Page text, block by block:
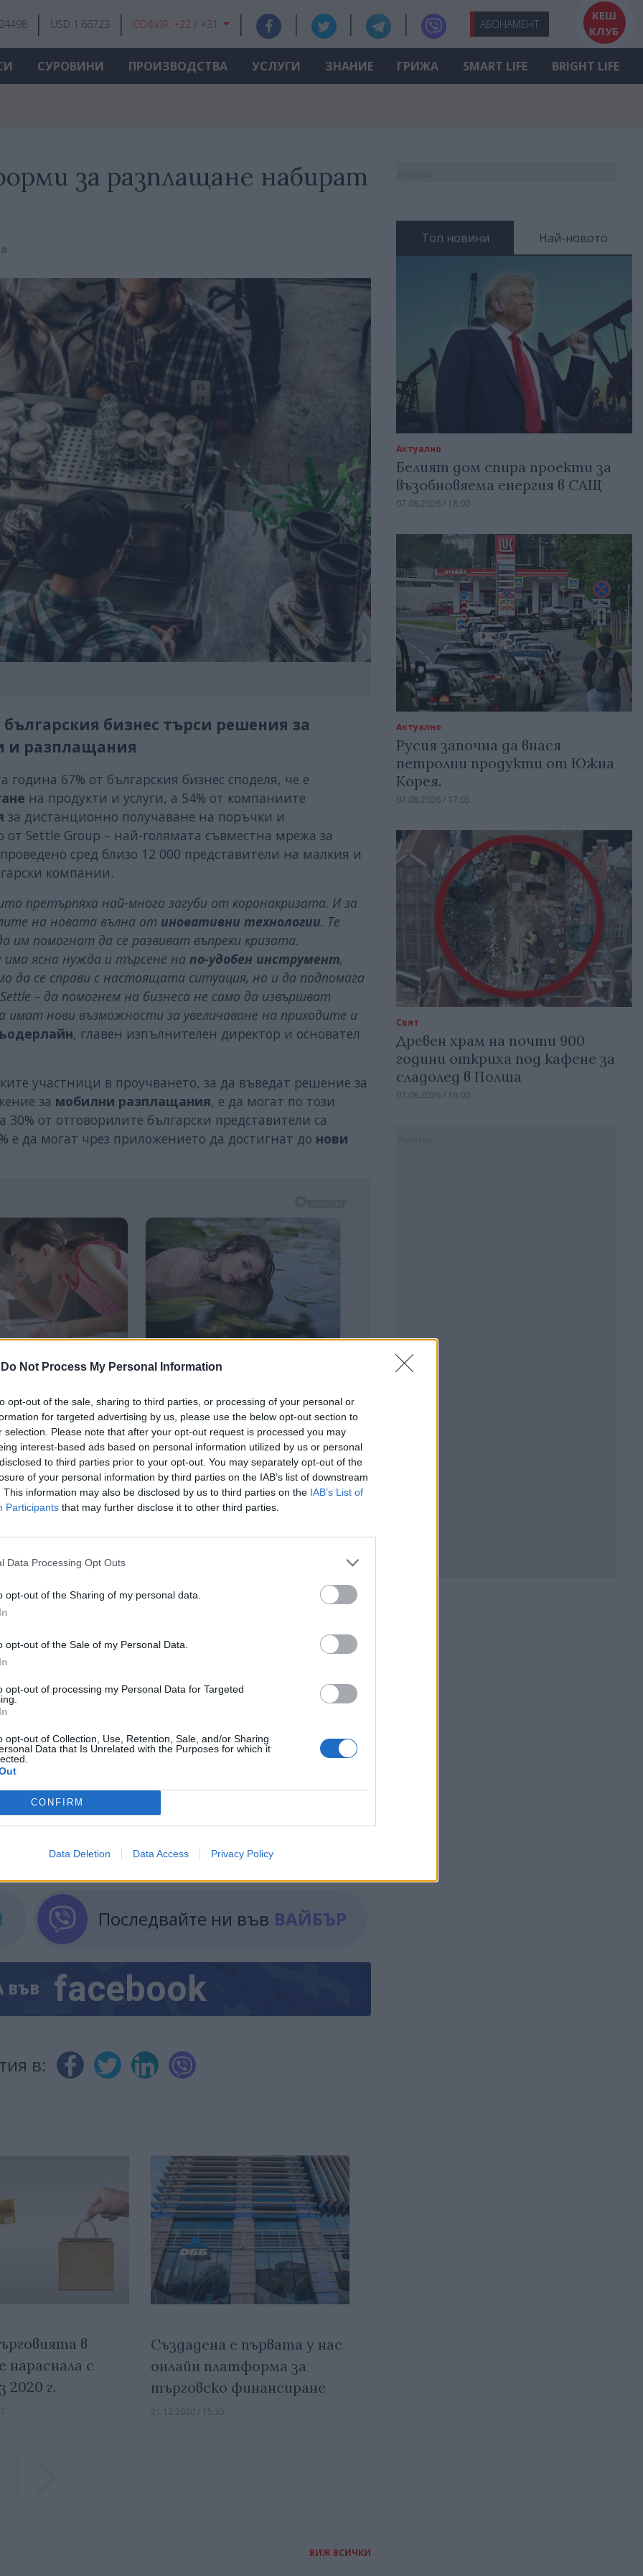
Do Not Process My Personal Information
opt-out of the sale, sharing to third parties, or processing of your personal or
for targeted advertising by us, please use the below opt-out section to
selection. Please note that after your opt-out request is processed you may
interest-based ads based on personal information utilized by us or personal
to third parties prior to your opt-out. You may separately opt-out of the
of your personal information by third parties on the IAB’s list of downstream
This information may also be disclosed by us to third parties on the IAB’s List of
Participants that may further disclose it to other third parties.
Data Processing Opt Outs
opt-out of the Sharing of my personal data.
opt-out of the Sale of my Personal Data.
opt-out of processing my Personal Data for Targeted
opt-out of Collection, Use, Retention, Sale, and/or Sharing
Data that Is Unrelated with the Purposes for which it
CONFIRM
Data Deletion Data Access Privacy Policy
USD 1.66723 СОФИЯ: +22 / +31 АБОНАМЕНТ
КЕШ
КЛУБ
СУРОВИНИ ПРОИЗВОДСТВА УСЛУГИ ЗНАНИЕ ГРИЖА SMART LIFE BRIGHT LIFE
за разплащане набират
бизнес търси решения за
и разплащания
година 67% от българския бизнес споделя, че е
на продукти и услуги, а 54% от компаниите
за дистанционно получаване на поръчки и
Settle Group – най-голямата съвместна мрежа за
сред близо 12 000 представители на малкия и
компании.
претърпяха най-много загуби от коронакризата. И за
на новата вълна от иновативни технологии. Те
помогнат да се развиват въпреки кризата.
има ясна нужда и търсене на по-удобен инструмент,
да се справи с настоящата ситуация, но и да подпомага
– да помогнем на бизнеса не само да извършват
имат нови възможности за увеличаване на приходите и
, главен изпълнителен директор и основател
участници в проучването, за да въведат решение за
за мобилни разплащания, е да могат по този
от отговорилите български представители са
е да могат чрез приложението да достигнат до нови
безконтактните технологии, в това число и
. България е сред държавите с високо ниво на свързаност и
интернет потребители на месец ще достигне
на активните потребители със смартфони - 4,13
от потребителската база на малкия и средния бизнес
използвайки своя телефон“,
очакват кризата да отмине и да се върнат към
до 2 години,
са доста по-оптимистични и очакват
НОВИНИ »
Последвайте ни във ВАЙБЪР
ВЪВ facebook
в:
в
нараснала с
2020 г.
Създадена е първата у нас
онлайн платформа за
търговско финансиране
21.12.2020 / 15:35
ВИЖ ВСИЧКИ
Топ новини Най-новото
Актуално
Белият дом спира проекти за
възобновяема енергия в САЩ
07.08.2026 / 18:00
Актуално
Русия започна да внася
петролни продукти от Южна
Корея.
07.08.2026 / 17:05
Свят
Древен храм на почти 900
години откриха под кафене за
сладолед в Полша
07.08.2026 / 16:00